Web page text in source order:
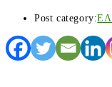
Post category: